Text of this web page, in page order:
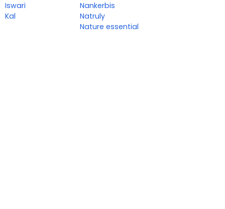
Iswari
Kal
Nankerbis
Natruly
Nature essential